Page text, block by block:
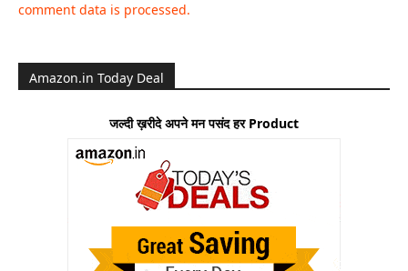
comment data is processed.
Amazon.in Today Deal
जल्दी ख़रीदे अपने मन पसंद हर Product